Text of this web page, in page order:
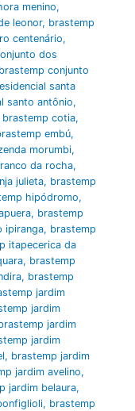
menino,
leonor, brastemp
centenário,
dos
brastemp conjunto
santa
santo antônio,
brastemp cotia,
embú,
morumbi,
da rocha,
julieta, brastemp
hipódromo,
, brastemp
ipiranga, brastemp
itapecerica da
, brastemp
, brastemp
jardim
jardim
jardim
jardim
, brastemp jardim
jardim avelino,
jardim belaura,
, brastemp